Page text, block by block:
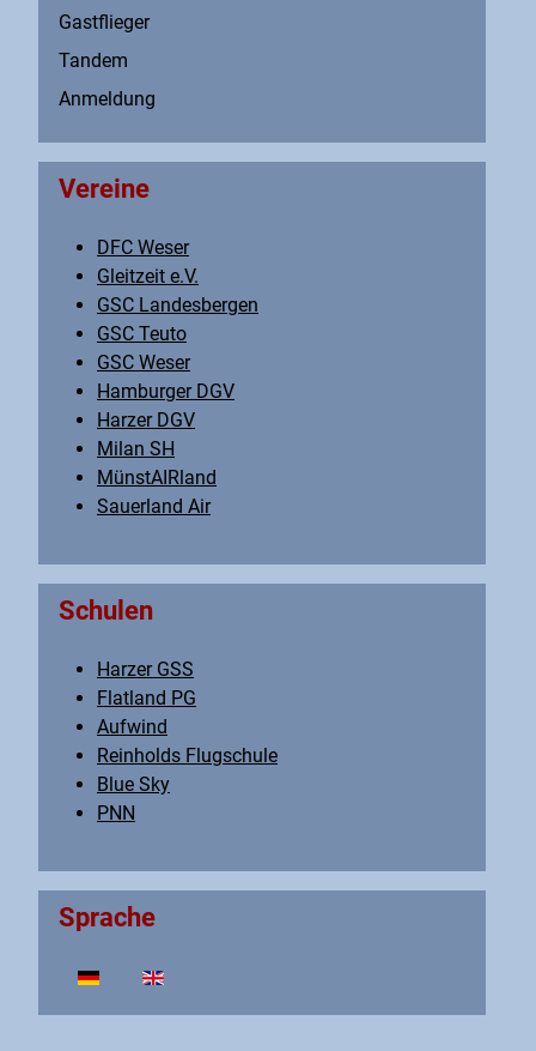
Gastflieger
Tandem
Anmeldung
Vereine
DFC Weser
Gleitzeit e.V.
GSC Landesbergen
GSC Teuto
GSC Weser
Hamburger DGV
Harzer DGV
Milan SH
MünstAIRland
Sauerland Air
Schulen
Harzer GSS
Flatland PG
Aufwind
Reinholds Flugschule
Blue Sky
PNN
Sprache
Sprache auswählen